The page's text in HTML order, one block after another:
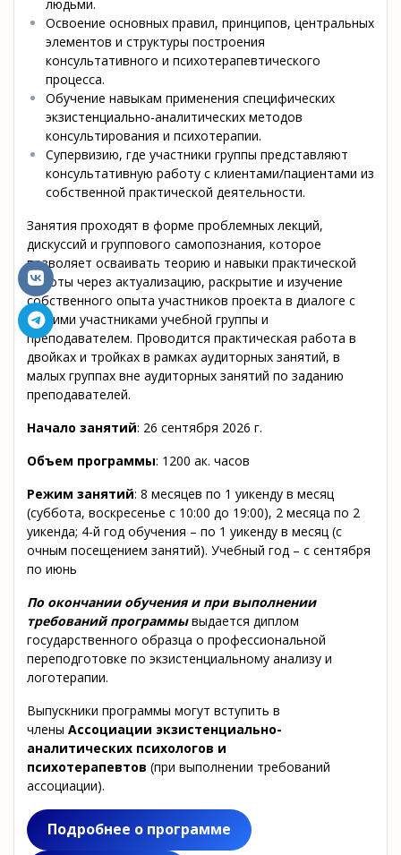
людьми.
Освоение основных правил, принципов, центральных
элементов и структуры построения
консультативного и психотерапевтического
процесса.
Обучение навыкам применения специфических
экзистенциально-аналитических методов
консультирования и психотерапии.
Супервизию, где участники группы представляют
консультативную работу с клиентами/пациентами из
собственной практической деятельности.
Занятия проходят в форме проблемных лекций,
дискуссий и группового самопознания, которое
позволяет осваивать теорию и навыки практической
работы через актуализацию, раскрытие и изучение
собственного опыта участников проекта в диалоге с
другими участниками учебной группы и
преподавателем. Проводится практическая работа в
двойках и тройках в рамках аудиторных занятий, в
малых группах вне аудиторных занятий по заданию
преподавателей.
Начало занятий: 26 сентября 2026 г.
Объем программы: 1200 ак. часов
Режим занятий: 8 месяцев по 1 уикенду в месяц
(суббота, воскресенье с 10:00 до 19:00), 2 месяца по 2
уикенда; 4-й год обучения – по 1 уикенду в месяц (с
очным посещением занятий). Учебный год – с сентября
по июнь
По окончании обучения и при выполнении
требований программывыдается диплом
государственного образца о профессиональной
переподготовке по экзистенциальному анализу и
логотерапии.
Выпускники программы могут вступить в
члены Ассоциации экзистенциально-
аналитических психологов и
психотерапевтов (при выполнении требований
ассоциации).
Подробнее о программе